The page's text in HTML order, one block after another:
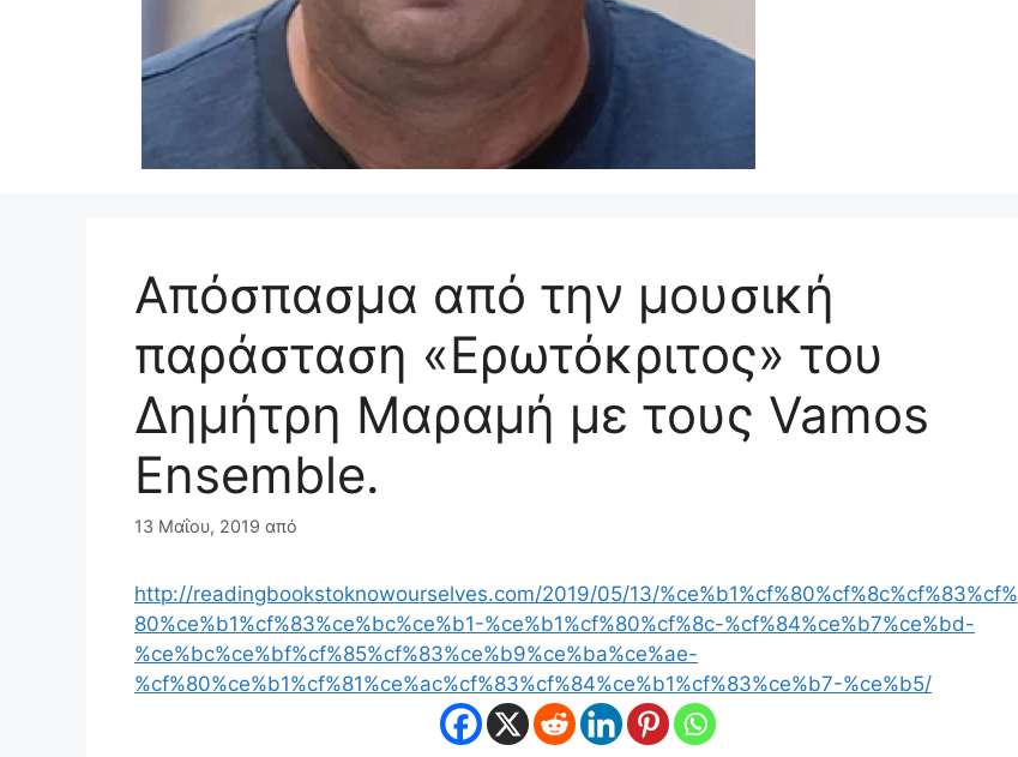
Απόσπασμα από την μουσική
παράσταση «Ερωτόκριτος» του
Δημήτρη Μαραμή με τους Vamos
Ensemble.
13 Μαΐου, 2019 από
http://readingbookstoknowourselves.com/2019/05/13/%ce%b1%cf%80%cf%8c%cf%83%cf%
80%ce%b1%cf%83%ce%bc%ce%b1-%ce%b1%cf%80%cf%8c-%cf%84%ce%b7%ce%bd-
%ce%bc%ce%bf%cf%85%cf%83%ce%b9%ce%ba%ce%ae-
%cf%80%ce%b1%cf%81%ce%ac%cf%83%cf%84%ce%b1%cf%83%ce%b7-%ce%b5/